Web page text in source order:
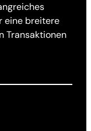
eine breitere
Transaktionen